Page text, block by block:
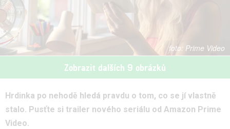
Prime Video
Zobrazit dalších 9 obrázků
Hrdinka po nehodě hledá pravdu o tom, co se jí vlastně
stalo. Pusťte si trailer nového seriálu od Amazon Prime
Video.